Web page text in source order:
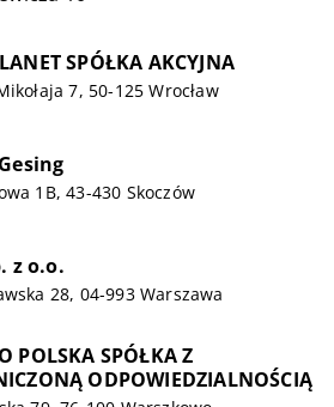
SPÓŁKA AKCYJNA
7, 50-125 Wrocław
1B, 43-430 Skoczów
z o.o.
28, 04-993 Warszawa
POLSKA SPÓŁKA Z
ODPOWIEDZIALNOŚCIĄ